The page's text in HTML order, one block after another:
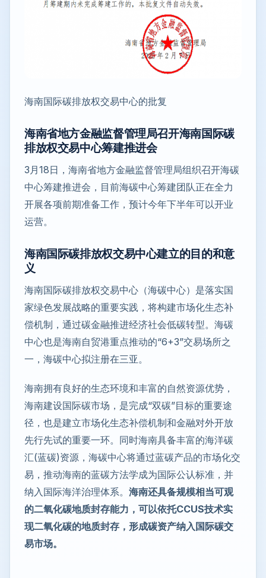
海南国际碳排放权交易中心的批复
海南省地方金融监督管理局召开海南国际碳
排放权交易中心筹建推进会
3月18日，海南省地方金融监督管理局组织召开海碳
中心筹建推进会，目前海碳中心筹建团队正在全力
开展各项前期准备工作，预计今年下半年可以开业
运营。
海南国际碳排放权交易中心建立的目的和意
义
海南国际碳排放权交易中心（海碳中心）是落实国
家绿色发展战略的重要实践，将构建市场化生态补
偿机制，通过碳金融推进经济社会低碳转型。海碳
中心也是海南自贸港重点推动的“6+3”交易场所之
一，海碳中心拟注册在三亚。
海南拥有良好的生态环境和丰富的自然资源优势，
海南建设国际碳市场，是完成“双碳”目标的重要途
径，也是建立市场化生态补偿机制和金融对外开放
先行先试的重要一环。同时海南具备丰富的海洋碳
汇(蓝碳)资源，海碳中心将通过蓝碳产品的市场化交
易，推动海南的蓝碳方法学成为国际公认标准，并
纳入国际海洋治理体系。 海南还具备规模相当可观
的二氧化碳地质封存能力，可以依托CCUS技术实
现二氧化碳的地质封存，形成碳资产纳入国际碳交
易市场。